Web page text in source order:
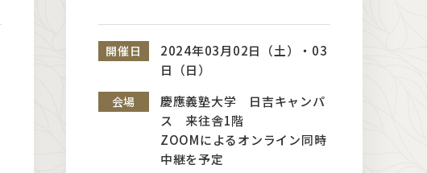
開催日
2024年03月02日（土）・03
日（日）
会場
慶應義塾大学 日吉キャンパ
ス 来往舎1階
ZOOMによるオンライン同時
中継を予定